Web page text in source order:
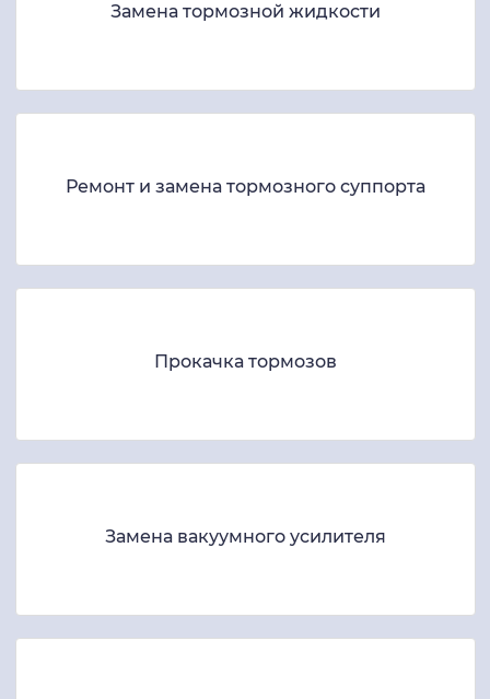
Замена тормозной жидкости
Ремонт и замена тормозного суппорта
Прокачка тормозов
Замена вакуумного усилителя